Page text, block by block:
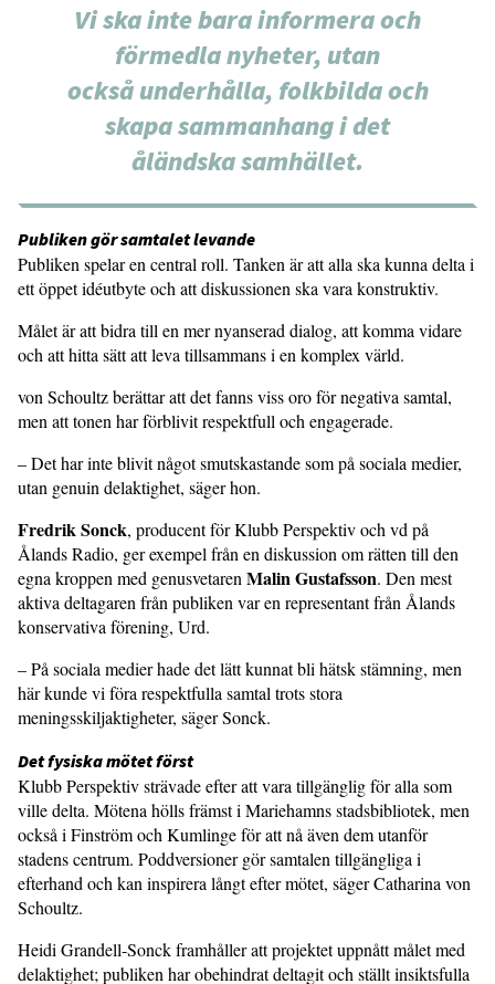
Vi ska inte bara informera och
förmedla nyheter, utan
också underhålla, folkbilda och
skapa sammanhang i det
åländska samhället.
Publiken gör samtalet levande
Publiken spelar en central roll. Tanken är att alla ska kunna delta i
ett öppet idéutbyte och att diskussionen ska vara konstruktiv.
Målet är att bidra till en mer nyanserad dialog, att komma vidare
och att hitta sätt att leva tillsammans i en komplex värld.
von Schoultz berättar att det fanns viss oro för negativa samtal,
men att tonen har förblivit respektfull och engagerade.
– Det har inte blivit något smutskastande som på sociala medier,
utan genuin delaktighet, säger hon.
Fredrik Sonck, producent för Klubb Perspektiv och vd på
Ålands Radio, ger exempel från en diskussion om rätten till den
egna kroppen med genusvetaren Malin Gustafsson. Den mest
aktiva deltagaren från publiken var en representant från Ålands
konservativa förening, Urd.
– På sociala medier hade det lätt kunnat bli hätsk stämning, men
här kunde vi föra respektfulla samtal trots stora
meningsskiljaktigheter, säger Sonck.
Det fysiska mötet först
Klubb Perspektiv strävade efter att vara tillgänglig för alla som
ville delta. Mötena hölls främst i Mariehamns stadsbibliotek, men
också i Finström och Kumlinge för att nå även dem utanför
stadens centrum. Poddversioner gör samtalen tillgängliga i
efterhand och kan inspirera långt efter mötet, säger Catharina von
Schoultz.
Heidi Grandell-Sonck framhåller att projektet uppnått målet med
delaktighet; publiken har obehindrat deltagit och ställt insiktsfulla